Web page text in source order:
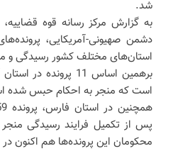
شد.
به گزارش مرکز رسانه قوه قضاییه،
دشمن صهیونی-آمریکایی،
استان‌های مختلف کشور رسیدگی و
برهمین اساس 11
است که منجر به احکام حبس شده
پس از تکمیل فرایند رسیدگی
محکومان این پرونده‌ها هم